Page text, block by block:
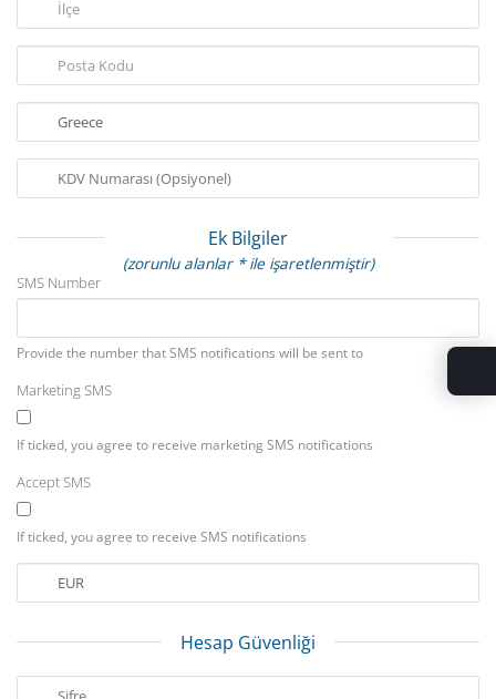
Ek Bilgiler
(zorunlu alanlar * ile işaretlenmiştir)
SMS Number
Provide the number that SMS notifications will be sent to
Marketing SMS
If ticked, you agree to receive marketing SMS notifications
Accept SMS
If ticked, you agree to receive SMS notifications
Hesap Güvenliği